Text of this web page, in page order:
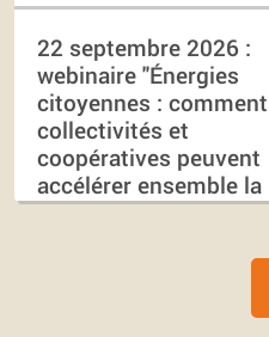
22 septembre 2026 :
webinaire "Énergies
citoyennes : comment
collectivités et
coopératives peuvent
accélérer ensemble la
transition énergétique